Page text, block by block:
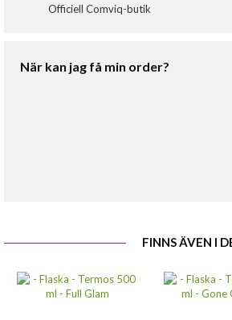
Officiell Comviq-butik
När kan jag få min order?
FINNS ÄVEN I